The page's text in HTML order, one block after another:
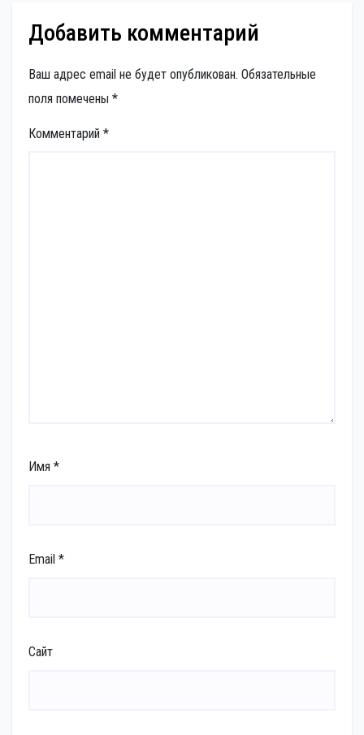
Добавить комментарий
Ваш адрес email не будет опубликован. Обязательные
поля помечены *
Комментарий *
Имя *
Email *
Сайт